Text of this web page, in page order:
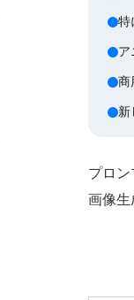
特
ア
商
新
プロ
画像生